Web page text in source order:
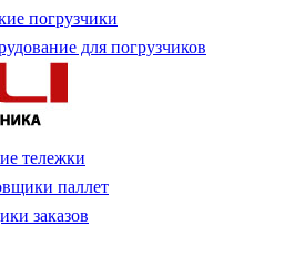
погрузчики
для погрузчиков
тележки
паллет
заказов